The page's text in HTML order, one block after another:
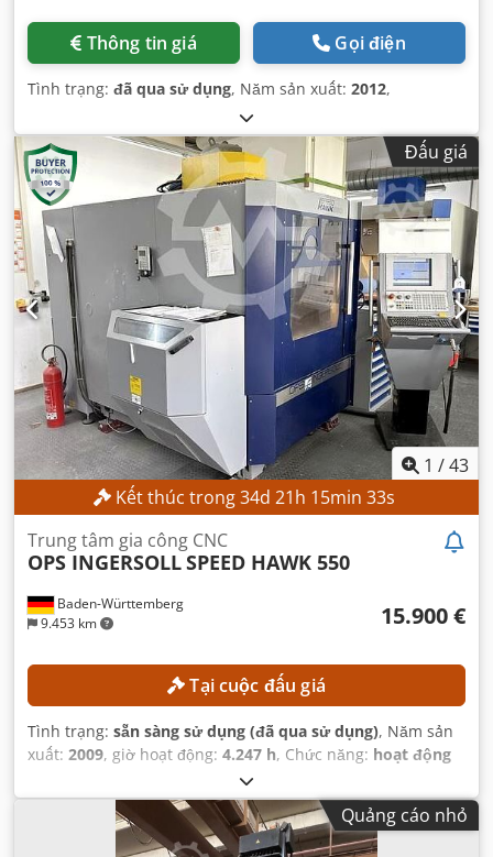
Thông tin giá Gọi điện
Tình trạng: đã qua sử dụng, Năm sản xuất: 2012,
Đấu giá
1 /43
Kết thúc trong34d 21h 15min 31s
Baden-Württemberg
9.453 km
Trung tâm gia công CNC
OPS INGERSOLLSPEED HAWK 550
15.900 €
Tại cuộc đấu giá
Tình trạng: sẵn sàng sử dụng (đã qua sử dụng), Năm sản
xuất: 2009, giờ hoạt động: 4.247 h, Chức năng: hoạt động
, số máy/phương tiện:
chuyển trục X:550 mm, khoảng cách di chuyển trục Y:400
, khoảng cách di chuyển trục Z:400 mm, tốc độ trục
chính (tối đa):42.000 vòng/phút, góc quay trục A (tối
Quảng cáo nhỏ